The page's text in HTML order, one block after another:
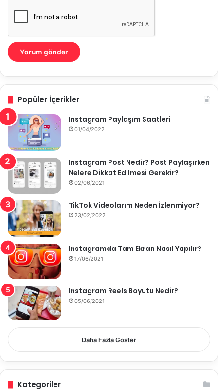
Popüler İçerikler
Instagram Paylaşım Saatleri
01/04/2022
Instagram Post Nedir? Post Paylaşırken
Nelere Dikkat Edilmesi Gerekir?
02/06/2021
TikTok Videolarım Neden İzlenmiyor?
23/02/2022
Instagramda Tam Ekran Nasıl Yapılır?
17/06/2021
Instagram Reels Boyutu Nedir?
05/06/2021
Daha Fazla Göster
Kategoriler